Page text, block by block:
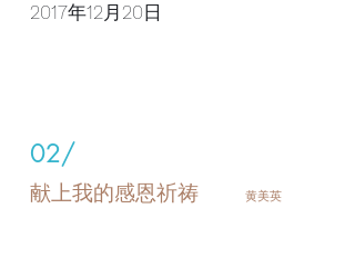
2017年12月20日
02/
献上我的感恩祈祷 黄美英